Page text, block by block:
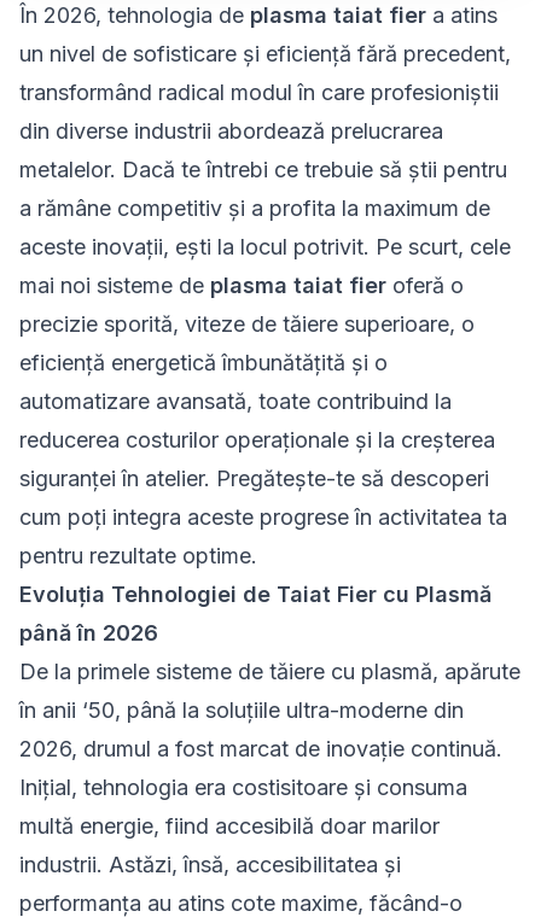
În 2026, tehnologia de plasma taiat fier a atins
un nivel de sofisticare și eficiență fără precedent,
transformând radical modul în care profesioniștii
din diverse industrii abordează prelucrarea
metalelor. Dacă te întrebi ce trebuie să știi pentru
a rămâne competitiv și a profita la maximum de
aceste inovații, ești la locul potrivit. Pe scurt, cele
mai noi sisteme de plasma taiat fier oferă o
precizie sporită, viteze de tăiere superioare, o
eficiență energetică îmbunătățită și o
automatizare avansată, toate contribuind la
reducerea costurilor operaționale și la creșterea
siguranței în atelier. Pregătește-te să descoperi
cum poți integra aceste progrese în activitatea ta
pentru rezultate optime.
Evoluția Tehnologiei de Taiat Fier cu Plasmă
până în 2026
De la primele sisteme de tăiere cu plasmă, apărute
în anii ‘50, până la soluțiile ultra-moderne din
2026, drumul a fost marcat de inovație continuă.
Inițial, tehnologia era costisitoare și consuma
multă energie, fiind accesibilă doar marilor
industrii. Astăzi, însă, accesibilitatea și
performanța au atins cote maxime, făcând-o